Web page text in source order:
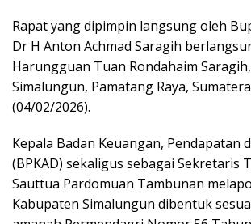
Rapat yang dipimpin langsung oleh
Dr H Anton Achmad Saragih
Harungguan Tuan Rondahaim
Simalungun, Pamatang Raya,
(04/02/2026).
Kepala Badan Keuangan, Pendapatan
(BPKAD) sekaligus sebagai Sekretaris
Sauttua Pardomuan Tambunan
Kabupaten Simalungun dibentuk